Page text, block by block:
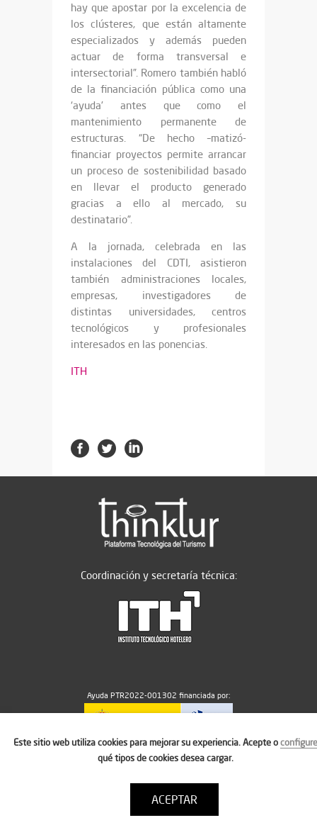
hay que apostar por la excelencia de
los clústeres, que están altamente
especializados y además pueden
actuar de forma transversal e
intersectorial”. Romero también habló
de la financiación pública como una
‘ayuda’ antes que como el
mantenimiento permanente de
estructuras. “De hecho –matizó-
financiar proyectos permite arrancar
un proceso de sostenibilidad basado
en llevar el producto generado
gracias a ello al mercado, su
destinatario”.
A la jornada, celebrada en las
instalaciones del CDTI, asistieron
también administraciones locales,
empresas, investigadores de
distintas universidades, centros
tecnológicos y profesionales
interesados en las ponencias.
ITH
Coordinación y secretaría técnica:
Ayuda PTR2022-001302 financiada por:
MICIU/AEI/10.13039/501100011033
Política de cookies
Condiciones de uso
Este sitio web utiliza cookies para mejorar su experiencia. Acepte oconfigure
qué tipos de cookies desea cargar.
ACEPTAR